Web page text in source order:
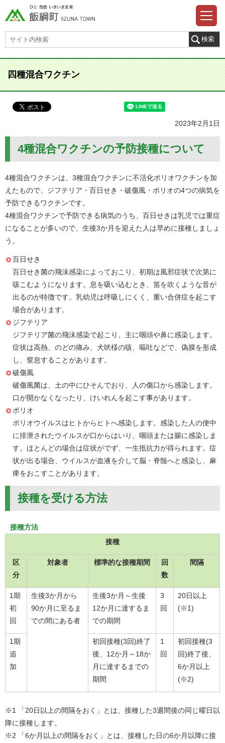
四種混合ワクチン
2023年2月1日
4種混合ワクチンの予防接種について
4種混合ワクチンは、3種混合ワクチンに不活化ポリオワクチンを加
えたもので、ジフテリア・百日せき・破傷風・ポリオの4つの病気を
予防できるワクチンです。
4種混合ワクチンで予防できる病気のうち、百日せきは乳児では重症
になることが多いので、生後3か月を迎えた人は早めに接種しましょ
う。
百日せき
百日せき菌の飛沫感染によっておこり、初期は風邪症状で次第に
咳こむようになります。息を吸い込むとき、笛を吹くような音が
出るのが特徴です。乳幼児は呼吸しにくく、重い合併症を起こす
場合があります。
ジフテリア
ジフテリア菌の飛沫感染で起こり、主に咽頭や鼻に感染します。
症状は高熱、のどの痛み、犬吠様の咳、嘔吐などで、偽膜を形成
し、窒息することがあります。
破傷風
破傷風菌は、土の中にひそんでおり、人の傷口から感染します。
口が開かなくなったり、けいれんを起こす事があります。
ポリオ
ポリオウイルスはヒトからヒトへ感染します。感染した人の便中
に排泄されたウイルスが口からはいり、咽頭または腸に感染しま
す。ほとんどの場合は症状がでず、一生抵抗力が得られます。症
状が出る場合、ウイルスが血液を介して脳・脊髄へと感染し、麻
痺をおこすことがあります。
接種を受ける方法
接種方法
接種
区
分
対象者 標準的な接種期間
回
数
間隔
1期
初
回
生後3か月から
90か月に至るま
での間にある者
生後3か月～生後
12か月に達するま
での期間
3
回
20日以上
(※1)
1期
追
加
初回接種(3回)終了
後、12か月～18か
月に達するまでの
期間
1
回
初回接種(3
回)終了後、
6か月以上
(※2)
※1 「20日以上の間隔をおく」とは、接種した3週間後の同じ曜日以
降に接種します。
※2 「6か月以上の間隔をおく」とは、接種した日の6か月以降に接